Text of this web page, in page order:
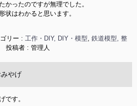
かったのですが無理でした。
状はわかると思います。
リー : 工作・DIY, DIY・模型, 鉄道模型, 整
投稿者 : 管理人
やげ
です。